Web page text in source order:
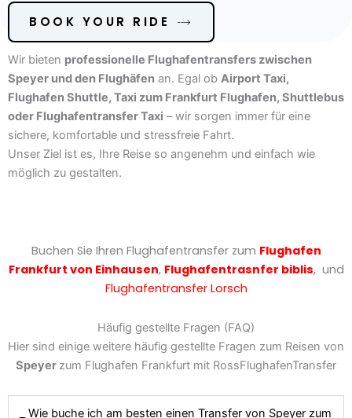
BOOK YOUR RIDE
Wir bieten professionelle Flughafentransfers zwischen
Speyer und den Flughäfen an. Egal ob Airport Taxi,
Flughafen Shuttle, Taxi zum Frankfurt Flughafen, Shuttlebus
oder Flughafentransfer Taxi – wir sorgen immer für eine
sichere, komfortable und stressfreie Fahrt.
Unser Ziel ist es, Ihre Reise so angenehm und einfach wie
möglich zu gestalten.
Buchen Sie Ihren Flughafentransfer zum Flughafen
Frankfurt von Einhausen, Flughafentrasnfer biblis, und
Flughafentransfer Lorsch
Häufig gestellte Fragen (FAQ)
Hier sind einige weitere häufig gestellte Fragen zum Reisen von
Speyer zum Flughafen Frankfurt mit RossFlughafenTransfer
Wie buche ich am besten einen Transfer von Speyer zum